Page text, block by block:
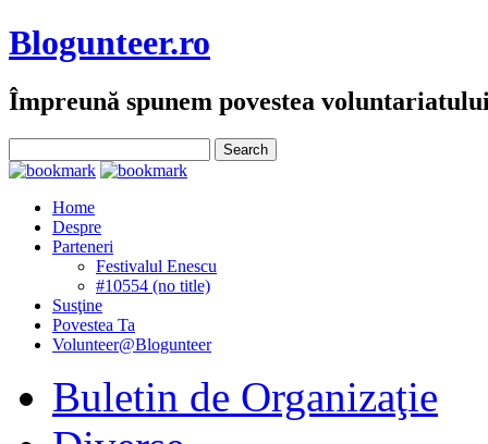
Blogunteer.ro
Împreună spunem povestea
Home
Despre
Parteneri
Festivalul Enescu
#10554 (no title)
Susţine
Povestea Ta
Volunteer@Blogunteer
Buletin de Organizaţie